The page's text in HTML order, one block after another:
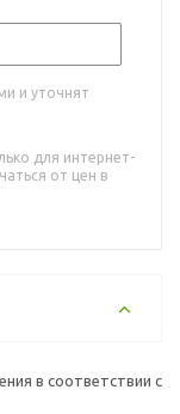
и уточнят
для интернет-
от цен в
в соответствии с